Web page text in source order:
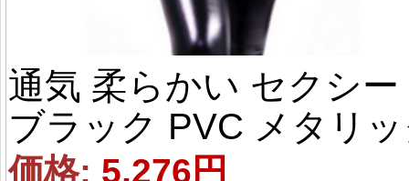
通気 柔らかい セクシー
ブラック PVC メタリ
顔出し ファスナー付き
価格: 5,276円